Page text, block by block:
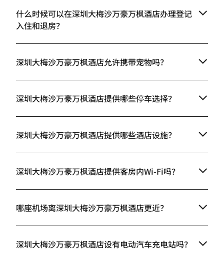
什么时候可以在深圳大梅沙万豪万枫酒店办理登记
入住和退房？
深圳大梅沙万豪万枫酒店允许携带宠物吗？
深圳大梅沙万豪万枫酒店提供哪些停车选择？
深圳大梅沙万豪万枫酒店提供哪些酒店设施？
深圳大梅沙万豪万枫酒店提供客房内Wi-Fi吗？
哪座机场离深圳大梅沙万豪万枫酒店更近？
深圳大梅沙万豪万枫酒店设有电动汽车充电站吗？